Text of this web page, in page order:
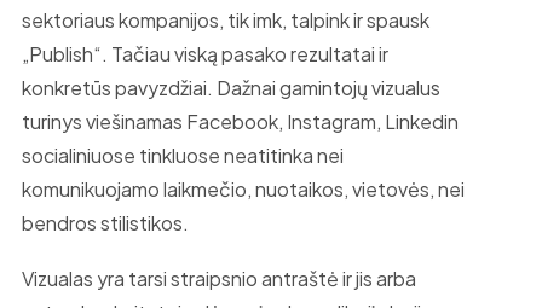
sektoriaus kompanijos, tik imk, talpink ir spausk
„Publish“. Tačiau viską pasako rezultatai ir
konkretūs pavyzdžiai. Dažnai gamintojų vizualus
turinys viešinamas Facebook, Instagram, Linkedin
socialiniuose tinkluose neatitinka nei
komunikuojamo laikmečio, nuotaikos, vietovės, nei
bendros stilistikos.
Vizualas yra tarsi straipsnio antraštė ir jis arba